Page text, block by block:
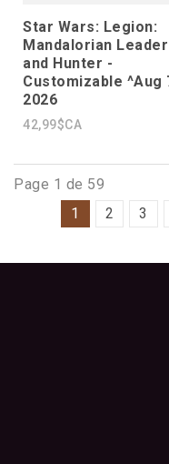
Star Wars: Legion:
Mandalorian Leader
and Hunter -
Customizable ^Aug
2026
42,99$CA
Page 1 de 59
1
2 3